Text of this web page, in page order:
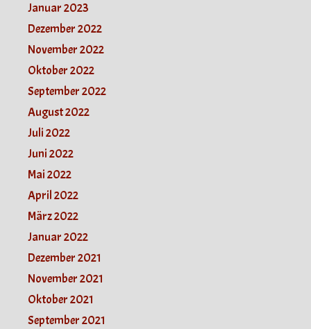
Januar 2023
Dezember 2022
November 2022
Oktober 2022
September 2022
August 2022
Juli 2022
Juni 2022
Mai 2022
April 2022
März 2022
Januar 2022
Dezember 2021
November 2021
Oktober 2021
September 2021